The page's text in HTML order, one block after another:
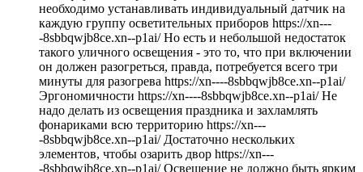
необходимо устанавливать индивидуальный датчик на
каждую группу осветительных приборов https://xn---
-8sbbqwjb8ce.xn--p1ai/ Но есть и небольшой недостаток
такого уличного освещения - это то, что при включении
он должен разогреться, правда, потребуется всего три
минуты для разогрева https://xn----8sbbqwjb8ce.xn--p1ai/
Эргономичности https://xn----8sbbqwjb8ce.xn--p1ai/ Не
надо делать из освещения праздника и захламлять
фонариками всю территорию https://xn---
-8sbbqwjb8ce.xn--p1ai/ Достаточно нескольких
элементов, чтобы озарить двор https://xn---
-8sbbqwjb8ce.xn--p1ai/ Освещение не должно быть ярким